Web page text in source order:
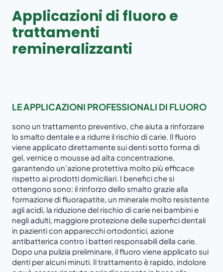
Applicazioni di fluoro e
trattamenti
remineralizzanti
LE APPLICAZIONI PROFESSIONALI DI FLUORO
sono un trattamento preventivo, che aiuta a rinforzare
lo smalto dentale e a ridurre il rischio di carie. Il fluoro
viene applicato direttamente sui denti sotto forma di
gel, vernice o mousse ad alta concentrazione,
garantendo un’azione protettiva molto più efficace
rispetto ai prodotti domiciliari. I benefici che si
ottengono sono: il rinforzo dello smalto grazie alla
formazione di fluorapatite, un minerale molto resistente
agli acidi, la riduzione del rischio di carie nei bambini e
negli adulti, maggiore protezione delle superfici dentali
in pazienti con apparecchi ortodontici, azione
antibatterica contro i batteri responsabili della carie.
Dopo una pulizia preliminare, il fluoro viene applicato sui
denti per alcuni minuti. Il trattamento è rapido, indolore